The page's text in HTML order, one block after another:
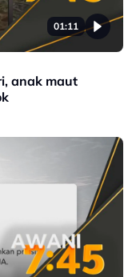
01:11
anak maut